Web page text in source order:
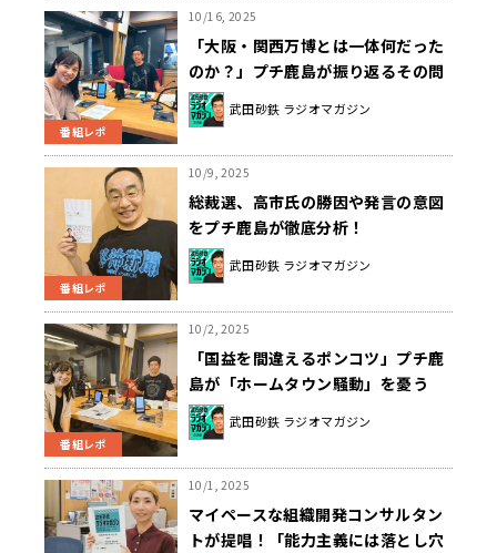
番組レポ
10/16, 2025
「大阪・関西万博とは一体何だった
のか？」プチ鹿島が振り返るその問
題点と、「ミャクミャク案件」の不
気味さ
武田砂鉄 ラジオマガジン
番組レポ
10/9, 2025
総裁選、高市氏の勝因や発言の意図
をプチ鹿島が徹底分析！
武田砂鉄 ラジオマガジン
番組レポ
10/2, 2025
「国益を間違えるポンコツ」プチ鹿
島が「ホームタウン騒動」を憂う
武田砂鉄 ラジオマガジン
10/1, 2025
マイペースな組織開発コンサルタン
トが提唱！「能力主義には落とし穴